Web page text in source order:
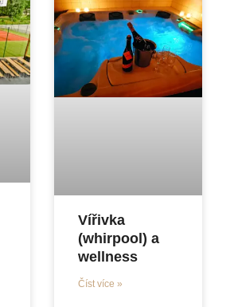
Vířivka
(whirpool) a
wellness
Číst více »